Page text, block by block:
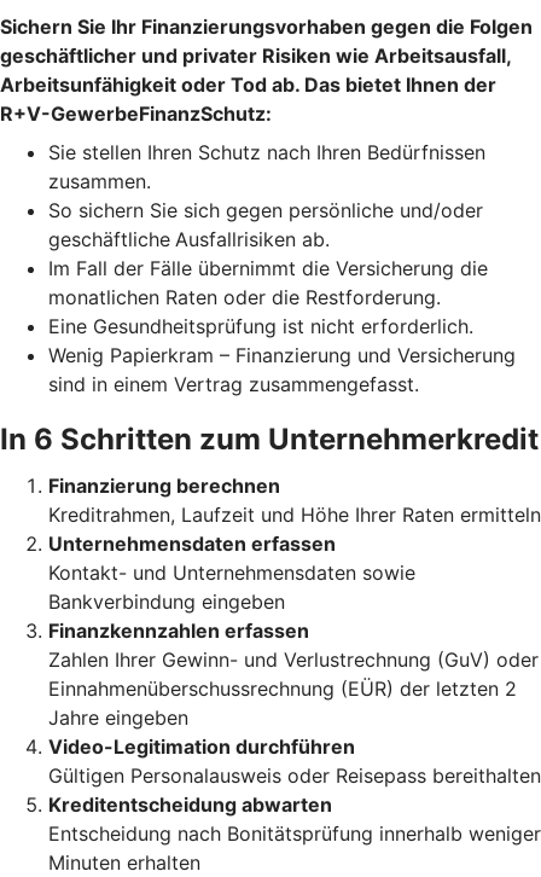
Sichern Sie Ihr Finanzierungsvorhaben gegen die Folgen
geschäftlicher und privater Risiken wie Arbeitsausfall,
Arbeitsunfähigkeit oder Tod ab. Das bietet Ihnen der
R+V-GewerbeFinanzSchutz:
Sie stellen Ihren Schutz nach Ihren Bedürfnissen
zusammen.
So sichern Sie sich gegen persönliche und/oder
geschäftliche Ausfallrisiken ab.
Im Fall der Fälle übernimmt die Versicherung die
monatlichen Raten oder die Restforderung.
Eine Gesundheitsprüfung ist nicht erforderlich.
Wenig Papierkram – Finanzierung und Versicherung
sind in einem Vertrag zusammengefasst.
In 6 Schritten zum Unternehmerkredit
Finanzierung berechnen
Kreditrahmen, Laufzeit und Höhe Ihrer Raten ermitteln
Unternehmensdaten erfassen
Kontakt- und Unternehmensdaten sowie
Bankverbindung eingeben
Finanzkennzahlen erfassen
Zahlen Ihrer Gewinn- und Verlustrechnung (GuV) oder
Einnahmenüberschussrechnung (EÜR) der letzten 2
Jahre eingeben
Video-Legitimation durchführen
Gültigen Personalausweis oder Reisepass bereithalten
Kreditentscheidung abwarten
Entscheidung nach Bonitätsprüfung innerhalb weniger
Minuten erhalten